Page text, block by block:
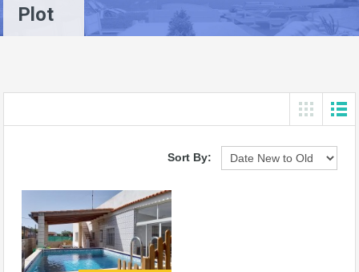
Plot
Sort By: